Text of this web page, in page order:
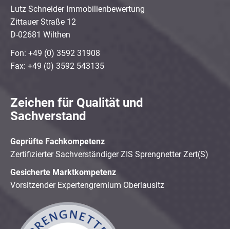
Lutz Schneider Immobilienbewertung
Zittauer Straße 12
D-02681 Wilthen
Fon: +49 (0) 3592 31908
Fax: +49 (0) 3592 543135
Zeichen für Qualität und
Sachverstand
Geprüfte Fachkompetenz
Zertifizierter Sachverständiger ZIS Sprengnetter Zert(S)
Gesicherte Marktkompetenz
Vorsitzender Expertengremium Oberlausitz